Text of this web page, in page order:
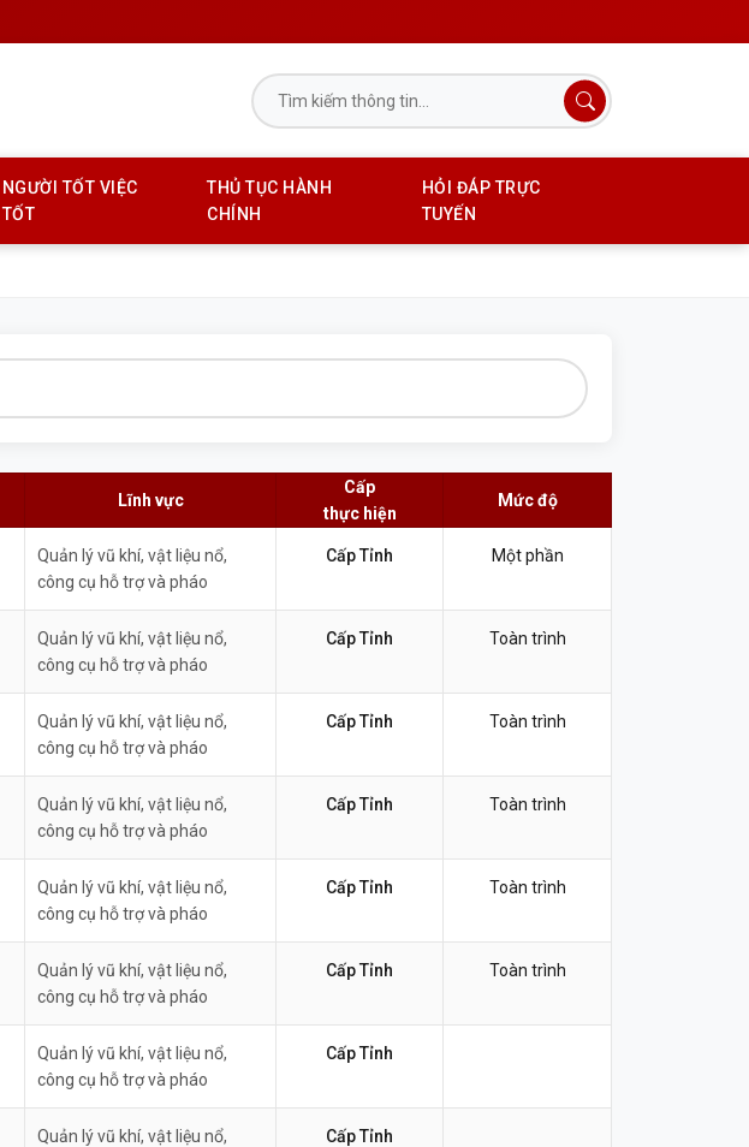
NGƯỜI TỐT VIỆC
TỐT
THỦ TỤC HÀNH
CHÍNH
HỎI ĐÁP TRỰC
TUYẾN
Lĩnh vực
Cấp
thực hiện
Mức độ
Quản lý vũ khí, vật liệu nổ,
công cụ hỗ trợ và pháo
Cấp Tỉnh Một phần
Quản lý vũ khí, vật liệu nổ,
công cụ hỗ trợ và pháo
Cấp Tỉnh Toàn trình
Quản lý vũ khí, vật liệu nổ,
công cụ hỗ trợ và pháo
Cấp Tỉnh Toàn trình
Quản lý vũ khí, vật liệu nổ,
công cụ hỗ trợ và pháo
Cấp Tỉnh Toàn trình
Quản lý vũ khí, vật liệu nổ,
công cụ hỗ trợ và pháo
Cấp Tỉnh Toàn trình
Quản lý vũ khí, vật liệu nổ,
công cụ hỗ trợ và pháo
Cấp Tỉnh Toàn trình
Quản lý vũ khí, vật liệu nổ,
công cụ hỗ trợ và pháo
Cấp Tỉnh
Quản lý vũ khí, vật liệu nổ,
Cấp Tỉnh